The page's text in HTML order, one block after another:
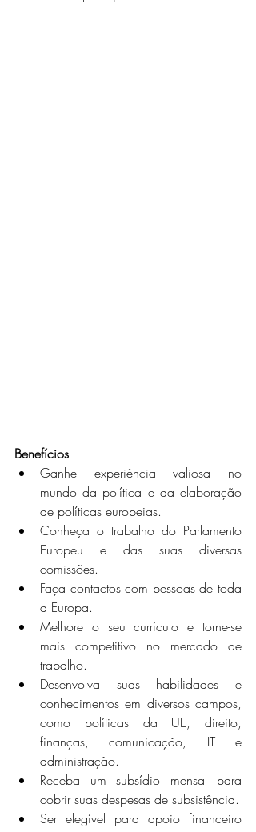
Benefícios
Ganhe experiência valiosa no
mundo da política e da elaboração
de políticas europeias.
Conheça o trabalho do Parlamento
Europeu e das suas diversas
comissões.
Faça contactos com pessoas de toda
a Europa.
Melhore o seu currículo e torne-se
mais competitivo no mercado de
trabalho.
Desenvolva suas habilidades e
conhecimentos em diversos campos,
como políticas da UE, direito,
finanças, comunicação, IT e
administração.
Receba um subsídio mensal para
cobrir suas despesas de subsistência.
Ser elegível para apoio financeiro